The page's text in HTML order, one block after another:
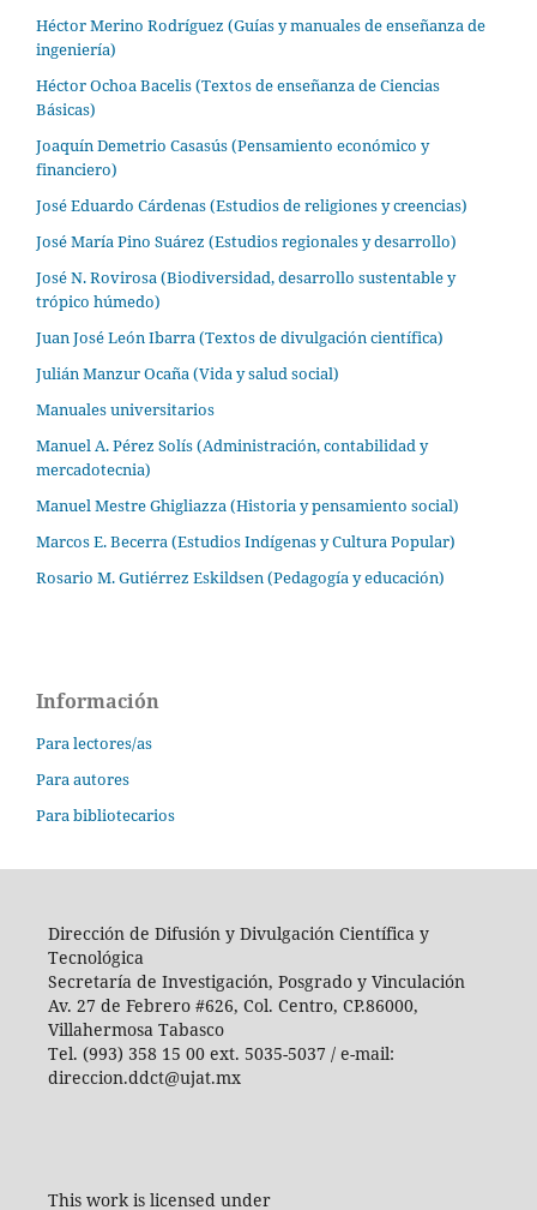
Héctor Merino Rodríguez (Guías y manuales de enseñanza de
ingeniería)
Héctor Ochoa Bacelis (Textos de enseñanza de Ciencias
Básicas)
Joaquín Demetrio Casasús (Pensamiento económico y
financiero)
José Eduardo Cárdenas (Estudios de religiones y creencias)
José María Pino Suárez (Estudios regionales y desarrollo)
José N. Rovirosa (Biodiversidad, desarrollo sustentable y
trópico húmedo)
Juan José León Ibarra (Textos de divulgación científica)
Julián Manzur Ocaña (Vida y salud social)
Manuales universitarios
Manuel A. Pérez Solís (Administración, contabilidad y
mercadotecnia)
Manuel Mestre Ghigliazza (Historia y pensamiento social)
Marcos E. Becerra (Estudios Indígenas y Cultura Popular)
Rosario M. Gutiérrez Eskildsen (Pedagogía y educación)
Información
Para lectores/as
Para autores
Para bibliotecarios
Dirección de Difusión y Divulgación Científica y
Tecnológica
Secretaría de Investigación, Posgrado y Vinculación
Av. 27 de Febrero #626, Col. Centro, CP.86000,
Villahermosa Tabasco
Tel. (993) 358 15 00 ext. 5035-5037 / e-mail:
direccion.ddct@ujat.mx
This work is licensed under